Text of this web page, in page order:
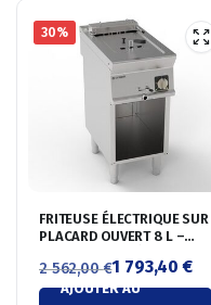
30%
FRITEUSE ÉLECTRIQUE SUR
PLACARD OUVERT 8 L –
2 562,00€
Le
1 793,40€
Le AJOUTER AU